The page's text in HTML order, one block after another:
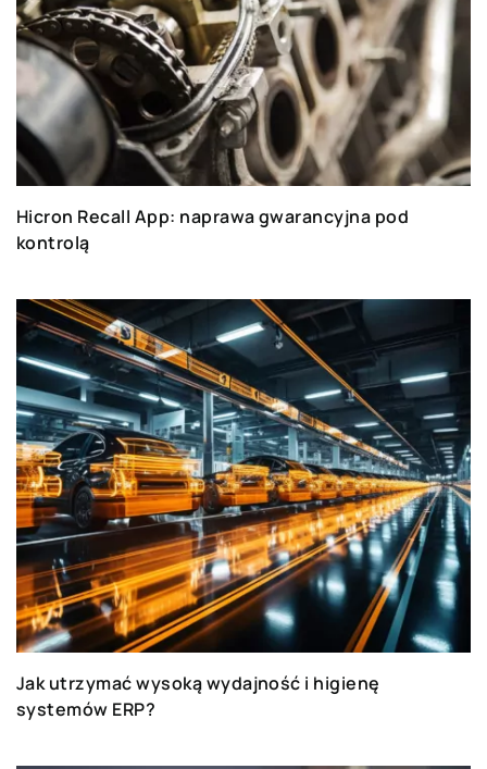
Hicron Recall App: naprawa gwarancyjna pod
kontrolą
Jak utrzymać wysoką wydajność i higienę
systemów ERP?